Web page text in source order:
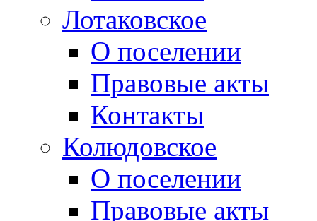
Лотаковское
О поселении
Правовые акты
Контакты
Колюдовское
О поселении
Правовые акты